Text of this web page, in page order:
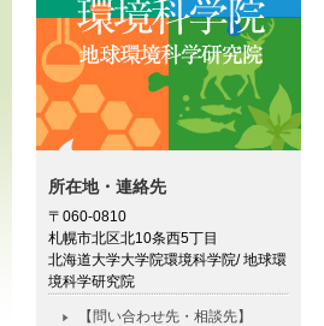
所在地・連絡先
〒060-0810
札幌市北区北10条西5丁目
北海道大学大学院環境科学院/ 地球環
境科学研究院
【問い合わせ先・相談先】